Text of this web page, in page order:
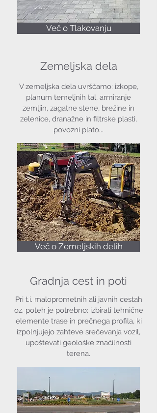
Več o Tlakovanju
Zemeljska dela
V zemeljska dela uvrščamo: izkope,
planum temeljnih tal, armiranje
zemljin, zagatne stene, brežine in
zelenice, dranažne in filtrske plasti,
povozni plato...
Več o Zemeljskih delih
Gradnja cest in poti
Pri t.i. maloprometnih ali javnih cestah
oz. poteh je potrebno: izbirati tehnične
elemente trase in prečnega profila, ki
izpolnjujejo zahteve srečevanja vozil,
upoštevati geološke značilnosti
terena.